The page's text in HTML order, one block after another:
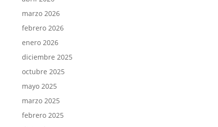
marzo 2026
febrero 2026
enero 2026
diciembre 2025
octubre 2025
mayo 2025
marzo 2025
febrero 2025